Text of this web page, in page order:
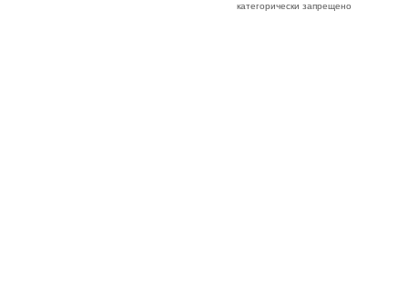
категорически запрещено